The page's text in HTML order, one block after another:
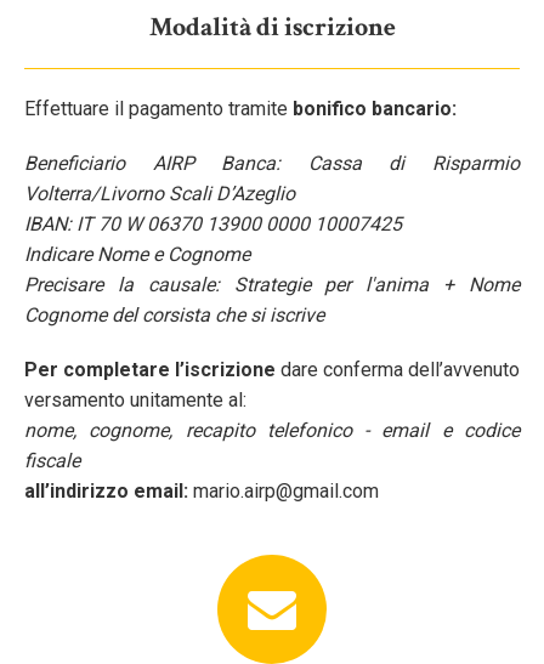
Modalità di iscrizione
Effettuare il pagamento tramite bonifico bancario:
Beneficiario AIRP Banca: Cassa di Risparmio
Volterra/Livorno Scali D’Azeglio
IBAN: IT 70 W 06370 13900 0000 10007425
Indicare Nome e Cognome
Precisare la causale: Strategie per l'anima + Nome
Cognome del corsista che si iscrive
Per completare l’iscrizione dare conferma dell’avvenuto
versamento unitamente al:
nome, cognome, recapito telefonico - email e codice
fiscale
all’indirizzo email: mario.airp@gmail.com